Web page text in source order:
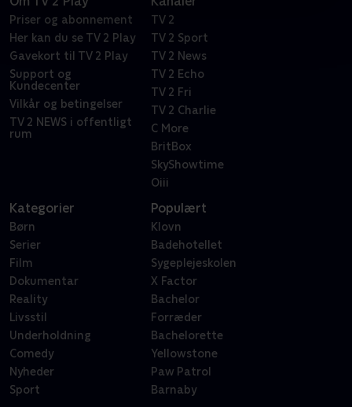
Priser og abonnement
Her kan du se TV 2 Play
Gavekort til TV 2 Play
Support og
Kundecenter
Vilkår og betingelser
TV 2 NEWS i offentligt
rum
TV 2
TV 2 Sport
TV 2 News
TV 2 Echo
TV 2 Fri
TV 2 Charlie
C More
BritBox
SkyShowtime
Oiii
Kategorier
Børn
Serier
Film
Dokumentar
Reality
Livsstil
Underholdning
Comedy
Nyheder
Sport
Populært
Klovn
Badehotellet
Sygeplejeskolen
X Factor
Bachelor
Forræder
Bachelorette
Yellowstone
Paw Patrol
Barnaby